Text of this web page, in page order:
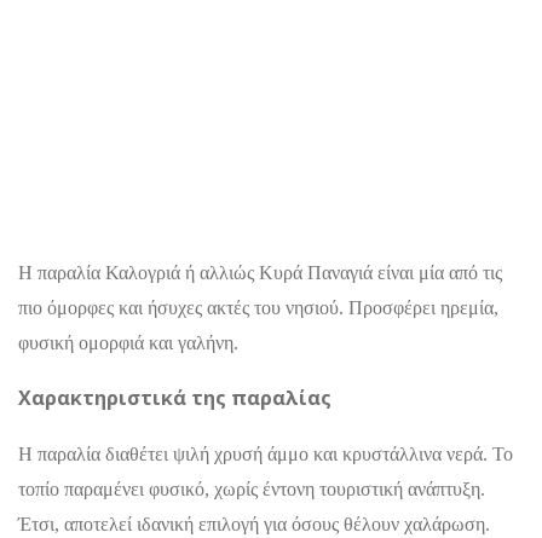
Η παραλία Καλογριά ή αλλιώς Κυρά Παναγιά είναι μία από τις
πιο όμορφες και ήσυχες ακτές του νησιού. Προσφέρει ηρεμία,
φυσική ομορφιά και γαλήνη.
Χαρακτηριστικά της παραλίας
Η παραλία διαθέτει ψιλή χρυσή άμμο και κρυστάλλινα νερά. Το
τοπίο παραμένει φυσικό, χωρίς έντονη τουριστική ανάπτυξη.
Έτσι, αποτελεί ιδανική επιλογή για όσους θέλουν χαλάρωση.